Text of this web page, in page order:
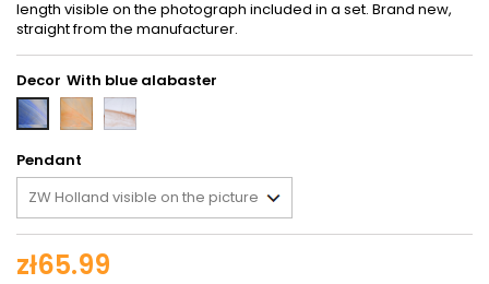
length visible on the photograph included in a set. Brand new,
straight from the manufacturer.
Decor
With
blue
With
orange
With
brawn
Pendant
zł65.99